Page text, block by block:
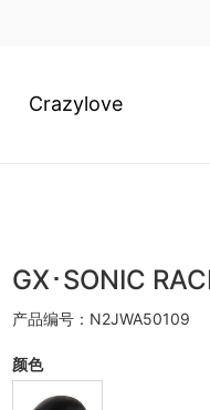
Crazylove
GX･SONIC
产品编号：N2JWA50109
颜色